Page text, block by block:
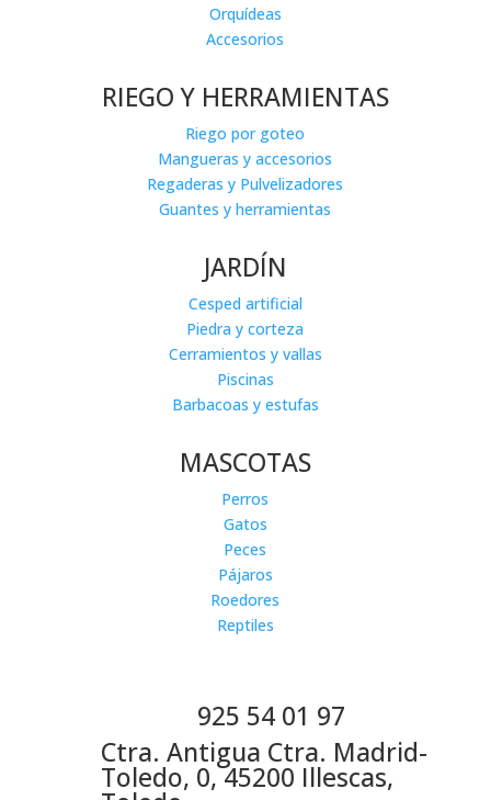
Orquídeas
Accesorios
RIEGO Y HERRAMIENTAS
Riego por goteo
Mangueras y accesorios
Regaderas y Pulvelizadores
Guantes y herramientas
JARDÍN
Cesped artificial
Piedra y corteza
Cerramientos y vallas
Piscinas
Barbacoas y estufas
MASCOTAS
Perros
Gatos
Peces
Pájaros
Roedores
Reptiles
925 54 01 97
Ctra. Antigua Ctra. Madrid-
Toledo, 0, 45200 Illescas,